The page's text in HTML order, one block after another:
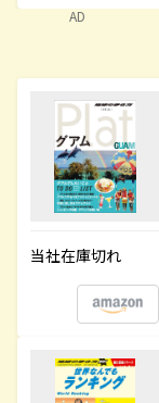
AD
当社在庫切れ